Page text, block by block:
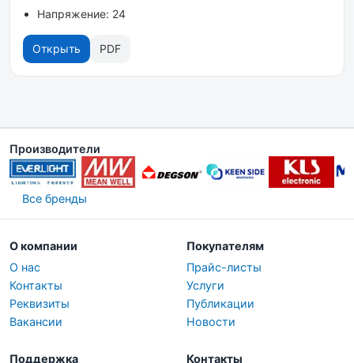
Напряжение: 24
Открыть PDF
Производители
Все бренды
О компании
О нас
Контакты
Реквизиты
Вакансии
Покупателям
Прайс-листы
Услуги
Публикации
Новости
Поддержка Контакты